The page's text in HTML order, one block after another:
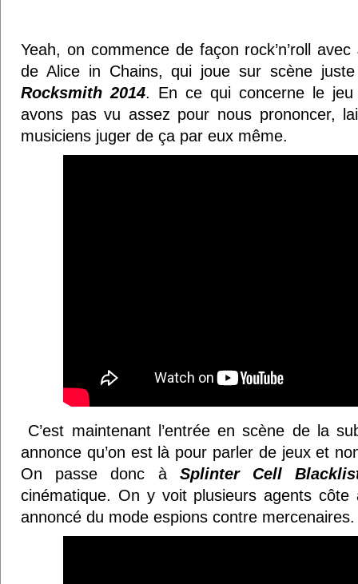
Yeah, on commence de façon rock’n’roll
de Alice in Chains, qui joue sur scène
Rocksmith 2014. En ce qui concerne le jeu
avons pas vu assez pour nous prononcer,
musiciens juger de ça par eux même.
C’est maintenant l’entrée en scène de la
annonce qu’on est là pour parler de jeux et
On passe donc à Splinter Cell
cinématique. On y voit plusieurs agents
annoncé du mode espions contre mercenaires.